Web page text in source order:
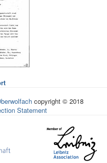
copyright © 2018
Statement